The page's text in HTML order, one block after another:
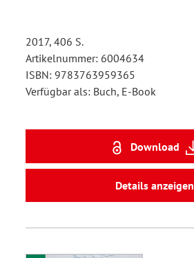
2017, 406 S.
Artikelnummer: 6004634
ISBN: 9783763959365
Verfügbar als: Buch, E-Book
Download
Details anzeigen